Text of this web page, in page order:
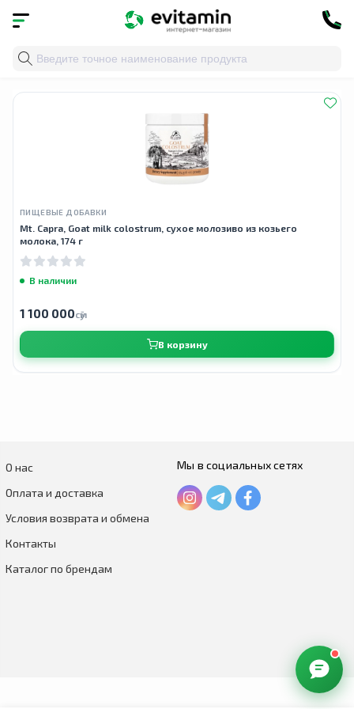
Главная » козье молозиво
ПИЩЕВЫЕ ДОБАВКИ
Mt. Capra, Goat milk colostrum, сухое молозиво из козьего
молока, 174 г
В наличии
1 100 000сӯм
В корзину
О нас
Оплата и доставка
Условия возврата и обмена
Контакты
Каталог по брендам
Мы в социальных сетях